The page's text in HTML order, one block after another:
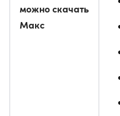
можно скачать
Макс